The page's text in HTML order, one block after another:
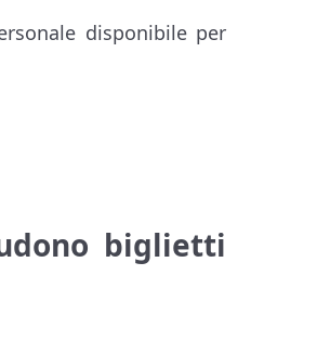
disponibile per
biglietti